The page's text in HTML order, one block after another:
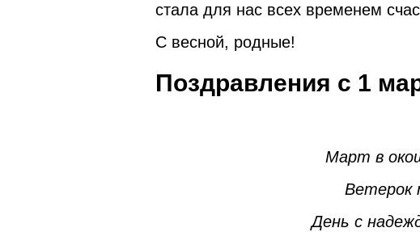
стала для нас всех временем
С весной, родные!
Поздравления с 1
Март в
Ветерок
День с